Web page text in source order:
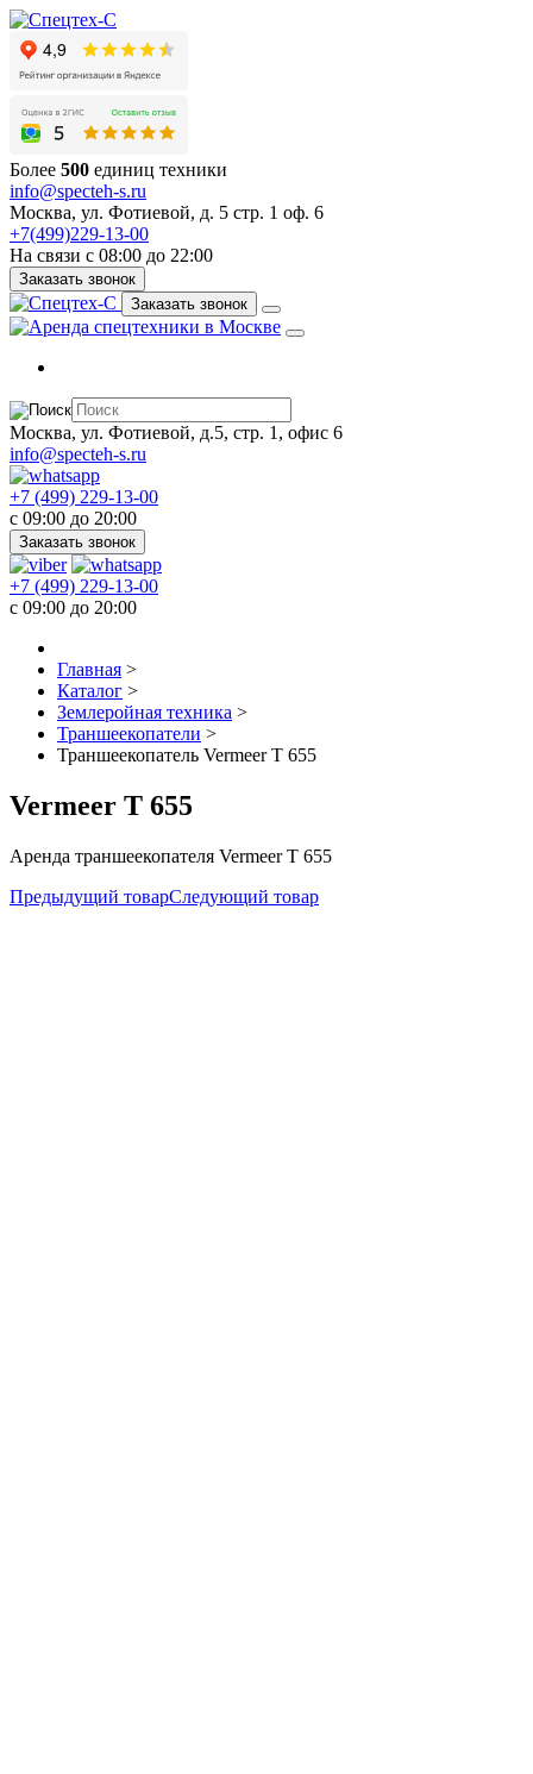
Более 500 единиц техники
info@specteh-s.ru
Москва, ул. Фотиевой, д. 5 стр. 1 оф. 6
+7(499)229-13-00
На связи с 08:00 до 22:00
Заказать звонок
Заказать звонок
Москва, ул. Фотиевой, д.5, стр. 1, офис 6
info@specteh-s.ru
+7 (499) 229-13-00
c 09:00 до 20:00
Заказать звонок
+7 (499) 229-13-00
c 09:00 до 20:00
Главная >
Каталог >
Землеройная техника >
Траншеекопатели >
Траншеекопатель Vermeer T 655
Vermeer T 655
Аренда траншеекопателя Vermeer T 655
Предыдущий товарСледующий товар